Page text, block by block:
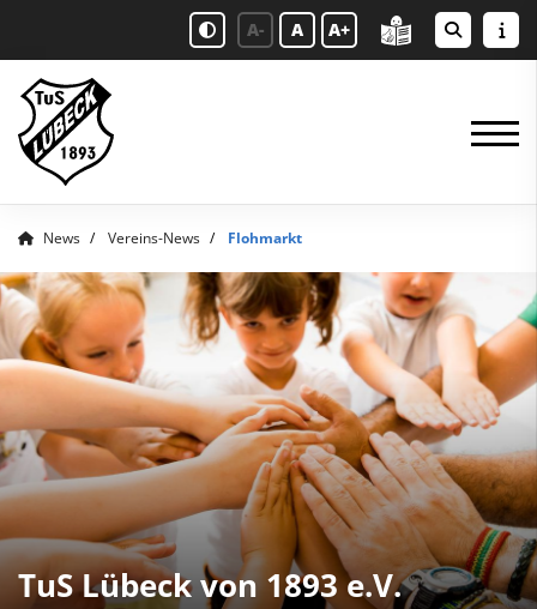
A- A A+
News Vereins-News Flohmarkt
TuS Lübeck von 1893 e.V.